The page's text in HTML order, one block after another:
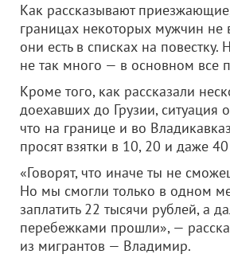
Как рассказывают
границах некоторых мужчин не
они есть в списках на повестку.
не так много — в основном все
Кроме того, как рассказали
доехавших до Грузии, ситуация
что на границе и во
просят взятки в 10, 20 и даже
«Говорят, что иначе ты не
Но мы смогли только в одном
заплатить 22 тысячи рублей, а
перебежками прошли», —
из мигрантов — Владимир.